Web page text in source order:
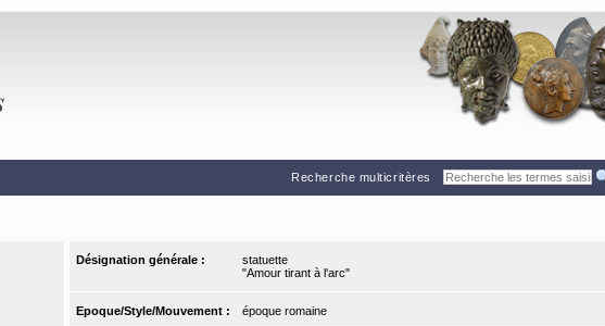
Recherche multicritères
Désignation générale :
statuette
"Amour tirant à l'arc"
Epoque/Style/Mouvement : époque romaine